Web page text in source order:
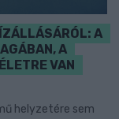
A
A
VAN
helyzetére sem